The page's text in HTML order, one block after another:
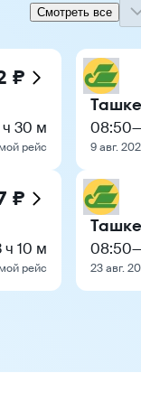
Смотреть все
₽
ч 30 м
рейс
₽
ч 10 м
рейс
08:50
9 авг.
08:50
23 авг.